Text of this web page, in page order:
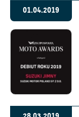
01.04.2019